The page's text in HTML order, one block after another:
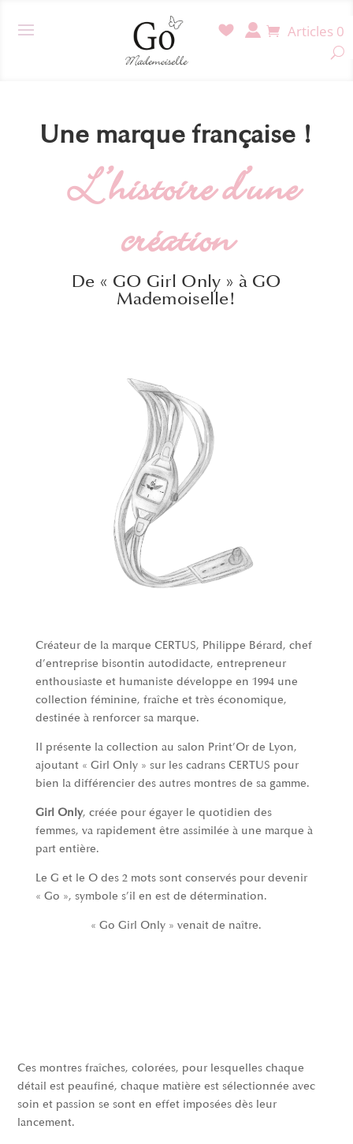
Articles 0
Une marque française !
L’histoire d’une
création
De « GO Girl Only » à GO
Mademoiselle!
Créateur de la marque CERTUS, Philippe Bérard, chef
d’entreprise bisontin autodidacte, entrepreneur
enthousiaste et humaniste développe en 1994 une
collection féminine, fraîche et très économique,
destinée à renforcer sa marque.
Il présente la collection au salon Print’Or de Lyon,
ajoutant « Girl Only » sur les cadrans CERTUS pour
bien la différencier des autres montres de sa gamme.
Girl Only, créée pour égayer le quotidien des
femmes, va rapidement être assimilée à une marque à
part entière.
Le G et le O des 2 mots sont conservés pour devenir
« Go », symbole s’il en est de détermination.
« Go Girl Only » venait de naître.
Ces montres fraîches, colorées, pour lesquelles chaque
détail est peaufiné, chaque matière est sélectionnée avec
soin et passion se sont en effet imposées dès leur
lancement.